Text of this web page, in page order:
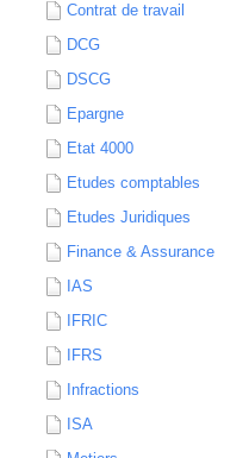
Contrat de travail
DCG
DSCG
Epargne
Etat 4000
Etudes comptables
Etudes Juridiques
Finance & Assurance
IAS
IFRIC
IFRS
Infractions
ISA